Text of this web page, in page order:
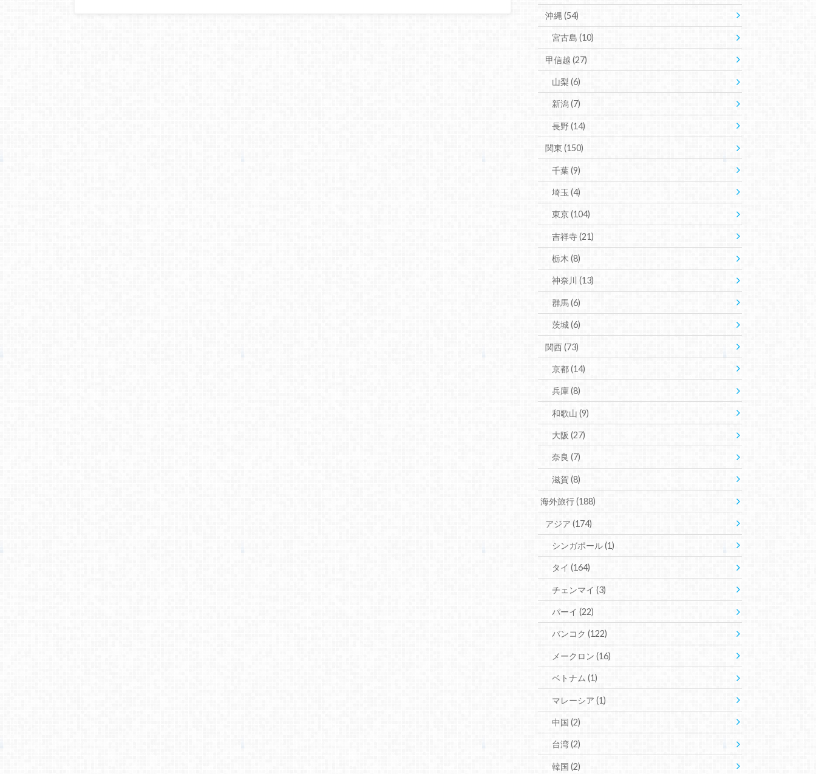
沖縄 (54)
宮古島(10)
甲信越 (27)
山梨(6)
新潟(7)
長野(14)
関東 (150)
千葉(9)
埼玉(4)
東京(104)
吉祥寺(21)
栃木(8)
神奈川(13)
群馬(6)
茨城(6)
関西(73)
京都(14)
兵庫(8)
和歌山(9)
大阪(27)
奈良(7)
滋賀(8)
海外旅行(188)
アジア (174)
シンガポール(1)
タイ(164)
チェンマイ(3)
パーイ(22)
バンコク(122)
メークロン(16)
ベトナム(1)
マレーシア(1)
中国(2)
台湾(2)
韓国(2)